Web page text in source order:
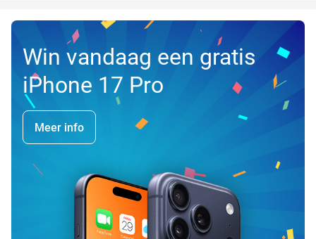
Win vandaag een gratis
iPhone 17 Pro
Meer info